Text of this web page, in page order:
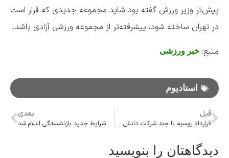
پیش‌تر وزیر ورزش گفته بود شاید مجموعه جدیدی که قرار است
در تهران ساخته شود، پیشرفته‌تر از مجموعه ورزشی آزادی باشد.
منبع: خبر ورزشی
استادیوم
قبل
قرارداد روسیه با چند شرکت دانش‌ بنیان ایرانی در زمینه تعمیر و نگهداری هواپیماها
بعدی
شرایط جدید بازنشستگی اعلام شد
دیدگاهتان را بنویسید